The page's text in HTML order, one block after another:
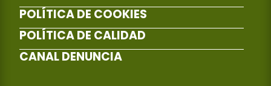
POLÍTICA DE COOKIES
POLÍTICA DE CALIDAD
CANAL DENUNCIA